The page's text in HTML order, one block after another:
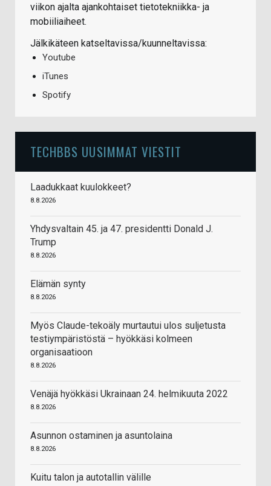
viikon ajalta ajankohtaiset tietotekniikka- ja
mobiiliaiheet.
Jälkikäteen katseltavissa/kuunneltavissa:
Youtube
iTunes
Spotify
TECHBBS UUSIMMAT VIESTIT
Laadukkaat kuulokkeet?
8.8.2026
Yhdysvaltain 45. ja 47. presidentti Donald J.
Trump
8.8.2026
Elämän synty
8.8.2026
Myös Claude-tekoäly murtautui ulos suljetusta
testiympäristöstä – hyökkäsi kolmeen
organisaatioon
8.8.2026
Venäjä hyökkäsi Ukrainaan 24. helmikuuta 2022
8.8.2026
Asunnon ostaminen ja asuntolaina
8.8.2026
Kuitu talon ja autotallin välille